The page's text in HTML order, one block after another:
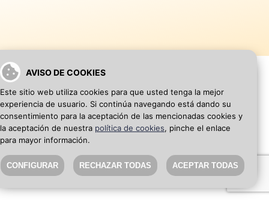
AVISO DE COOKIES
Este sitio web utiliza cookies para que usted tenga la mejor
experiencia de usuario. Si continúa navegando está dando su
consentimiento para la aceptación de las mencionadas cookies y
la aceptación de nuestra política de cookies, pinche el enlace
para mayor información.
CONFIGURAR RECHAZAR TODAS ACEPTAR TODAS
VOLVER A INICIO AÑADIR WEB DE EMPRESA
SEO Blog